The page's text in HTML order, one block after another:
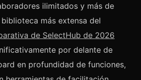
ilimitados y más de
más extensa del
de SelectHub de 2026
por delante de
en profundidad de funciones,